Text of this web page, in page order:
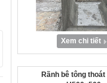
Xem chi tiết
Rãnh bê tông